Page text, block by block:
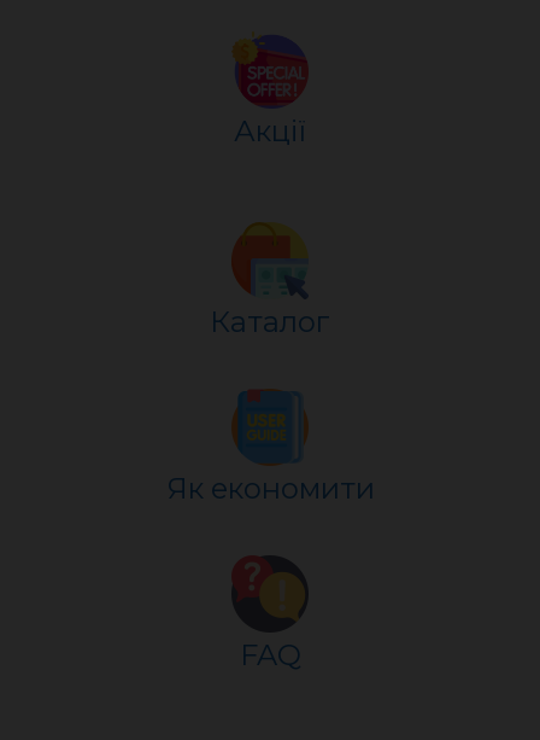
Акції
Каталог
Як економити
FAQ